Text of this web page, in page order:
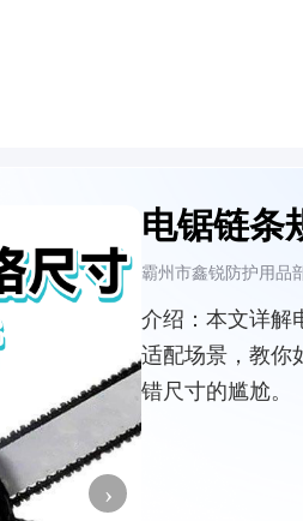
›
电锯链条
霸州市鑫锐防护用品
介绍： 本文详解
适配场景，教你
错尺寸的尴尬。